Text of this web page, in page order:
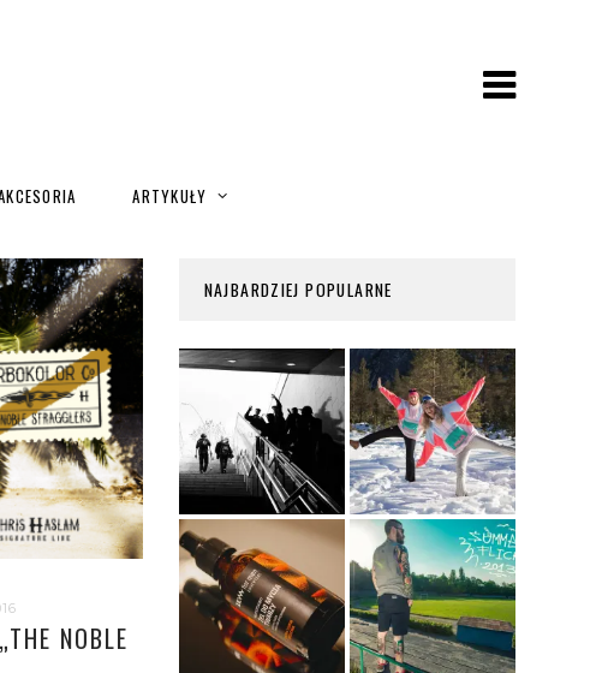
ARTYKUŁY
NOBLE
NAJBARDZIEJ POPULARNE